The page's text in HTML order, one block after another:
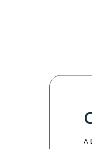
A